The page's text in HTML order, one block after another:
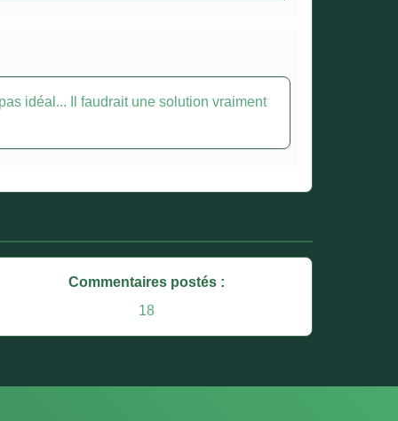
idéal... Il faudrait une solution vraiment
Commentaires postés :
18